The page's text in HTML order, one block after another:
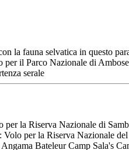
la fauna selvatica in questo
il Parco Nazionale di
serale
la Riserva Nazionale di
per la Riserva Nazionale
Bateleur Camp Sala's